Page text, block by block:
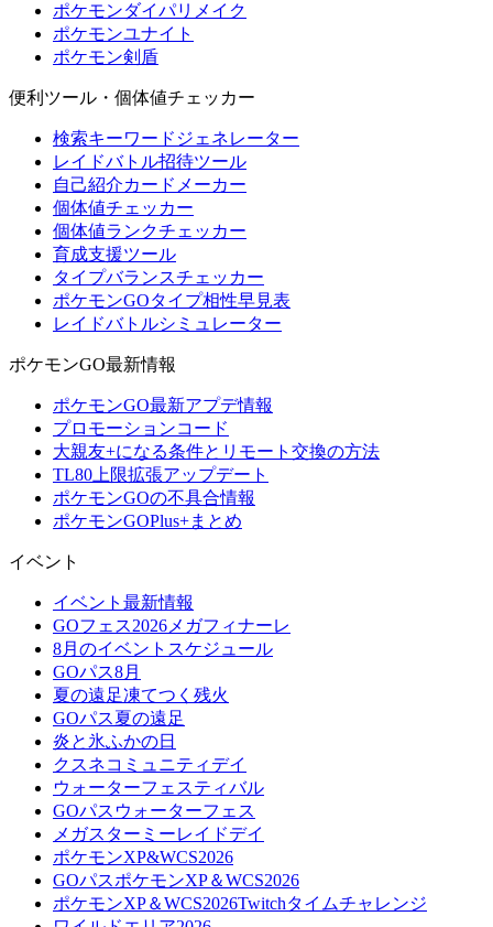
ポケモンダイパリメイク
ポケモンユナイト
ポケモン剣盾
便利ツール・個体値チェッカー
検索キーワードジェネレーター
レイドバトル招待ツール
自己紹介カードメーカー
個体値チェッカー
個体値ランクチェッカー
育成支援ツール
タイプバランスチェッカー
ポケモンGOタイプ相性早見表
レイドバトルシミュレーター
ポケモンGO最新情報
ポケモンGO最新アプデ情報
プロモーションコード
大親友+になる条件とリモート交換の方法
TL80上限拡張アップデート
ポケモンGOの不具合情報
ポケモンGOPlus+まとめ
イベント
イベント最新情報
GOフェス2026メガフィナーレ
8月のイベントスケジュール
GOパス8月
夏の遠足凍てつく残火
GOパス夏の遠足
炎と氷ふかの日
クスネコミュニティデイ
ウォーターフェスティバル
GOパスウォーターフェス
メガスターミーレイドデイ
ポケモンXP&WCS2026
GOパスポケモンXP＆WCS2026
ポケモンXP＆WCS2026Twitchタイムチャレンジ